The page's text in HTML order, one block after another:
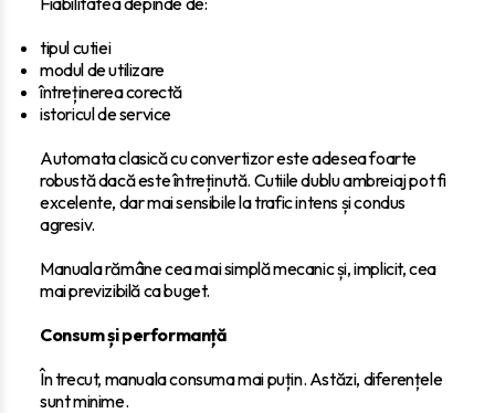
tipul cutiei
modul de utilizare
întreținerea corectă
istoricul de service
Automata clasică cu convertizor este adesea foarte
robustă dacă este întreținută. Cutiile dublu ambreiaj pot fi
excelente, dar mai sensibile la trafic intens și condus
agresiv.
Manuala rămâne cea mai simplă mecanic și, implicit, cea
mai previzibilă ca buget.
Consum și performanță
În trecut, manuala consuma mai puțin. Astăzi, diferențele
sunt minime.